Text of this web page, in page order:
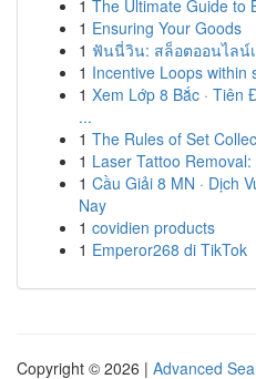
1 The Ultimate Guide to
1 Ensuring Your Goods
1 ฟันนี่วิน: สล็อตออนไลน์
1 Incentive Loops within
1 Xem Lớp 8 Bắc · Tiên
...
1 The Rules of Set
1 Laser Tattoo
1 Cầu Giải 8 MN · Dịch
Nay
1 covidien products
1 Emperor268 di TikTok
Copyright © 2026 | Advanced